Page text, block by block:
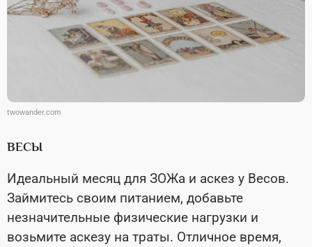
twowander.com
ВЕСЫ
Идеальный месяц для ЗОЖа и аскез у Весов.
Займитесь своим питанием, добавьте
незначительные физические нагрузки и
возьмите аскезу на траты. Отличное время,